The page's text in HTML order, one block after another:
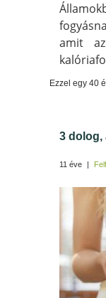
amit
Ezzel egy 40
3 dolog,
11 éve |